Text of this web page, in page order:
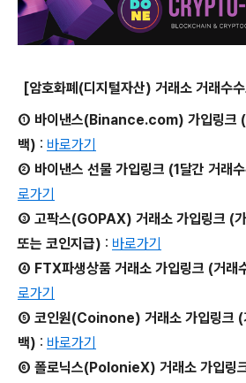
[암호화폐(디지털자산) 거래소 거래수
① 바이낸스(Binance.com) 가입링크 (
백) : 바로가기
② 바이낸스 선물 가입링크 (1달간 거래
로가기
③ 고팍스(GOPAX) 거래소 가입링크 (
또는 코인지급) : 바로가기
④ FTX파생상품 거래소 가입링크 (거래
로가기
⑤ 코인원(Coinone) 거래소 가입링크 (
백) : 바로가기
⑥ 폴로닉스(PolonieX) 거래소 가입링